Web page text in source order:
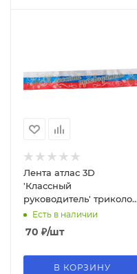
Лента атлас 3D
'Классный
руководитель'
81278
Есть в наличии
70 ₽/шт
В КОРЗИНУ